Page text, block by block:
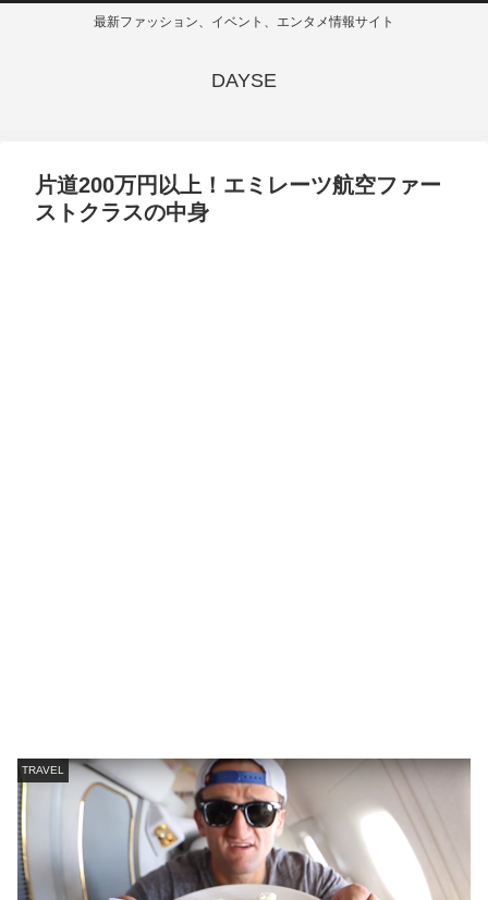
最新ファッション、イベント、エンタメ情報サイト
DAYSE
片道200万円以上！エミレーツ航空ファー
ストクラスの中身
TRAVEL